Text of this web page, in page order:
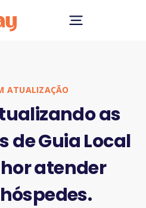
ATUALIZAÇÃO
as
de Guia Local
atender